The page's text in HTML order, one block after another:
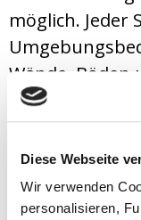
Diese Webseite
Wir verwenden
personalisieren,
möglich. Jeder
Wände, Böden
geometrische
z.B.in einer